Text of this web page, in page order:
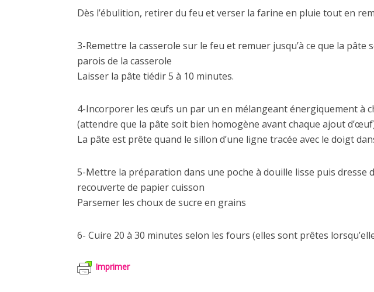
Dès l’ébulition, retirer du feu et verser la farine en pluie tout en
3-Remettre la casserole sur le feu et remuer jusqu’à ce que la pâte
parois de la casserole
Laisser la pâte tiédir 5 à 10 minutes.
4-Incorporer les œufs un par un en mélangeant énergiquement à
(attendre que la pâte soit bien homogène avant chaque ajout
La pâte est prête quand le sillon d’une ligne tracée avec le doigt
5-Mettre la préparation dans une poche à douille lisse puis dresse
recouverte de papier cuisson
Parsemer les choux de sucre en grains
6- Cuire 20 à 30 minutes selon les fours (elles sont prêtes
Imprimer